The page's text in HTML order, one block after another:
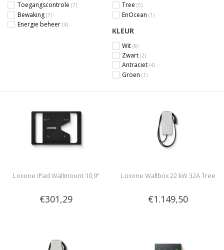
Toegangscontrole (7)
Bewaking (7)
Energie beheer (4)
Tree (5)
EnOcean (1)
KLEUR
Wit (8)
Zwart (2)
Antraciet (4)
Groen (1)
Loxone iPad Wallmount 10,9"
€301,29
Loxone Wallbox 22 kW 32A Tree
€1.149,50